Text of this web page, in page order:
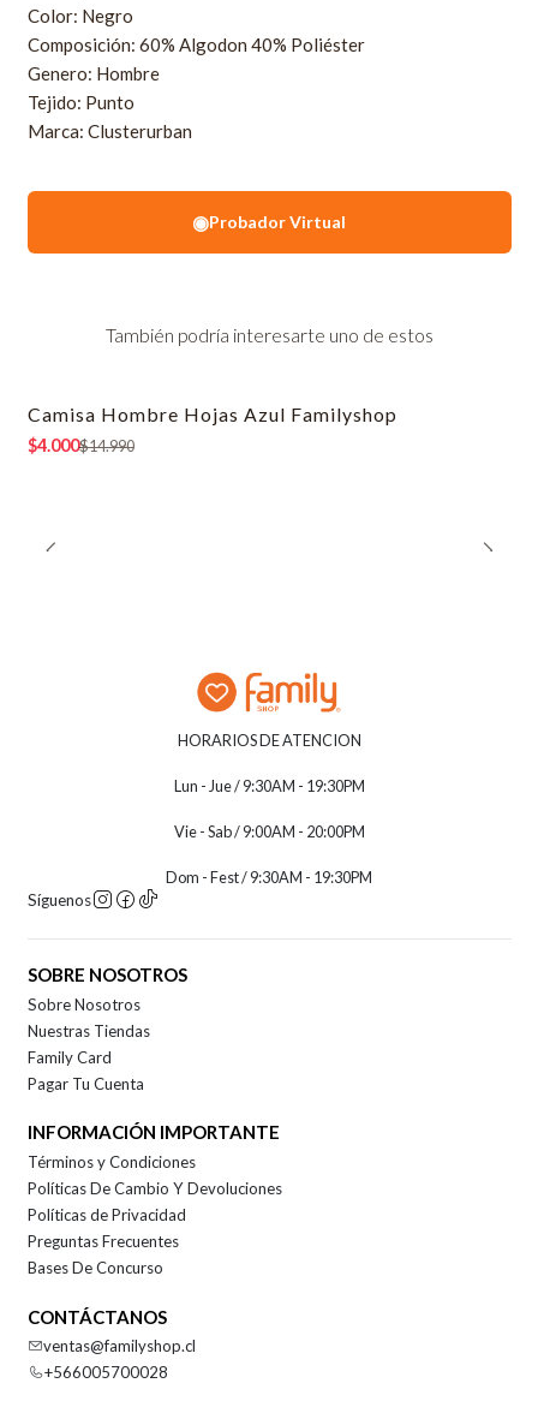
Color: Negro
Composición: 60% Algodon 40% Poliéster
Genero: Hombre
Tejido: Punto
Marca: Clusterurban
◉Probador Virtual
También podría interesarte uno de estos
-73% OFF
Camisa Hombre Hojas Azul Familyshop
$4.000$14.990
HORARIOS DE ATENCION
Lun - Jue / 9:30AM - 19:30PM
Vie - Sab / 9:00AM - 20:00PM
Dom - Fest / 9:30AM - 19:30PM
Síguenos
SOBRE NOSOTROS
Sobre Nosotros
Nuestras Tiendas
Family Card
Pagar Tu Cuenta
INFORMACIÓN IMPORTANTE
Términos y Condiciones
Políticas De Cambio Y Devoluciones
Políticas de Privacidad
Preguntas Frecuentes
Bases De Concurso
CONTÁCTANOS
ventas@familyshop.cl
+566005700028